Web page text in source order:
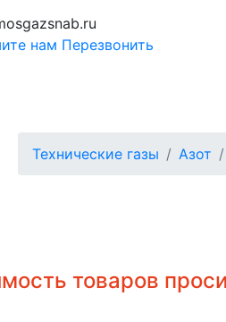
нам Перезвонить
Технические газы Азот
товаров